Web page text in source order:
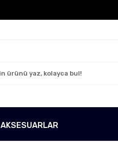
AKSESUARLAR